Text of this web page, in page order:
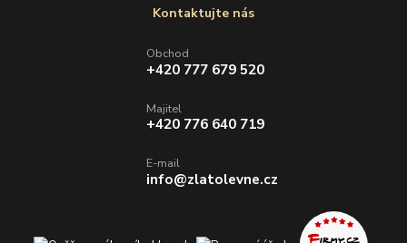
Kontaktujte nás
Obchod
+420 777 679 520
Majitel
+420 776 640 719
E-mail
info@zlatolevne.cz